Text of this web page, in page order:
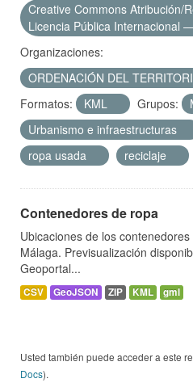
Creative Commons Atribución/
Licencia Pública Internacional
Organizaciones:
ORDENACIÓN DEL
Formatos:
KML Grupos:
Urbanismo e infraestructuras
ropa usada
reciclaje
Contenedores de ropa
Ubicaciones de los
Málaga. Previsualización
Geoportal...
CSV GeoJSON ZIP KML gml
Usted también puede acceder a este
Docs).